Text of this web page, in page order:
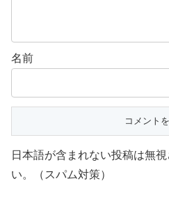
名前
日本語が含まれない投稿は無
い。（スパム対策）